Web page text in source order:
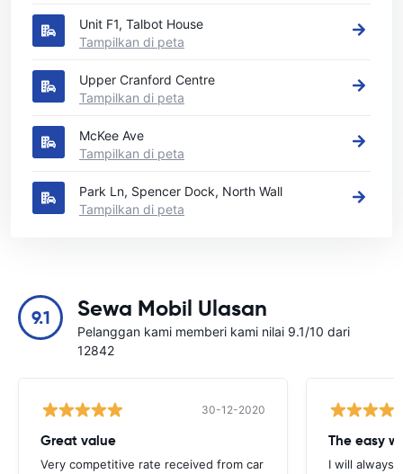
Unit F1, Talbot House
Tampilkan di peta
Upper Cranford Centre
Tampilkan di peta
McKee Ave
Tampilkan di peta
Park Ln, Spencer Dock, North Wall
Tampilkan di peta
9.1 Sewa Mobil Ulasan
Pelanggan kami memberi kami nilai 9.1/10 dari
12842
30-12-2020
Great value
Very competitive rate received from car
I will always